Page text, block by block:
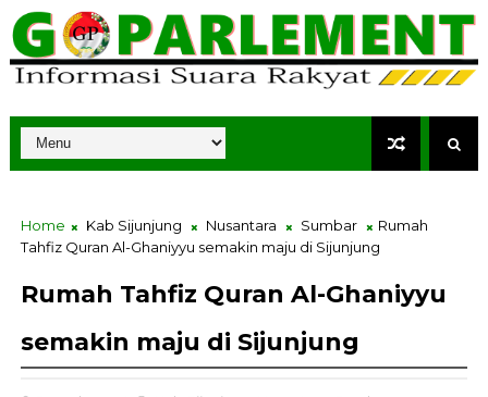
Home Kab Sijunjung Nusantara Sumbar
Rumah
Tahfiz Quran Al-Ghaniyyu semakin maju di Sijunjung
Rumah Tahfiz Quran Al-Ghaniyyu
semakin maju di Sijunjung